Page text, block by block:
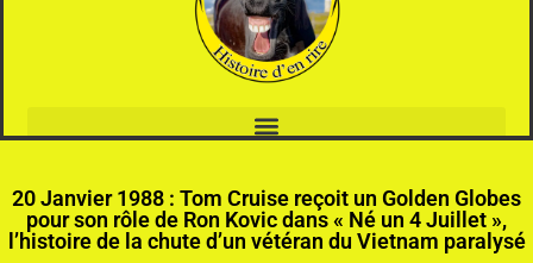
20 Janvier 1988 : Tom Cruise reçoit un Golden Globes
pour son rôle de Ron Kovic dans « Né un 4 Juillet »,
l’histoire de la chute d’un vétéran du Vietnam paralysé